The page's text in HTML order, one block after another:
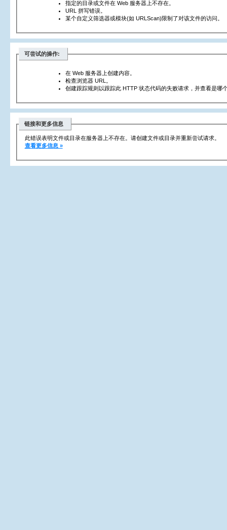
指定的目录或文件在 Web 服务器上不存在。
URL 拼写错误。
某个自定义筛选器或模块(如 URLScan)限制了对该文件的访问。
可尝试的操作:
在 Web 服务器上创建内容。
检查浏览器 URL。
创建跟踪规则以跟踪此 HTTP 状态代码的失败请求，并查看是哪
链接和更多信息
此错误表明文件或目录在服务器上不存在。请创建文件或目录并重新尝试请求。
查看更多信息 »